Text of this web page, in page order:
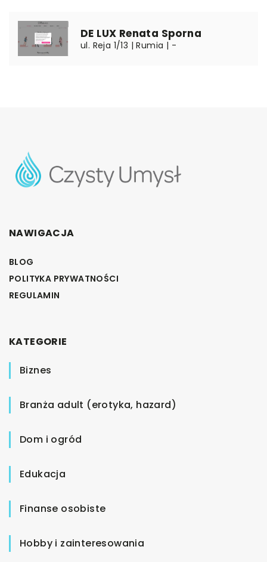
DE LUX Renata Sporna
ul. Reja 1/13 | Rumia | -
NAWIGACJA
BLOG
POLITYKA PRYWATNOŚCI
REGULAMIN
KATEGORIE
Biznes
Branża adult (erotyka, hazard)
Dom i ogród
Edukacja
Finanse osobiste
Hobby i zainteresowania